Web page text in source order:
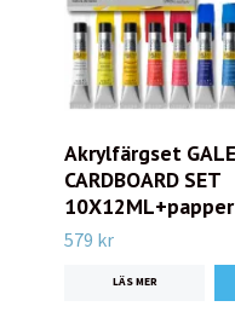
Akrylfärgset
CARDBOARD SET
579 kr
LÄS MER